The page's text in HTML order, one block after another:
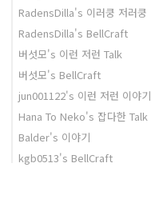
RadensDilla's 이러쿵 저러쿵
RadensDilla's BellCraft
버섯모's 이런 저런 Talk
버섯모's BellCraft
jun001122's 이런 저런 이야기
Hana To Neko's 잡다한 Talk
Balder's 이야기
kgb0513's BellCraft